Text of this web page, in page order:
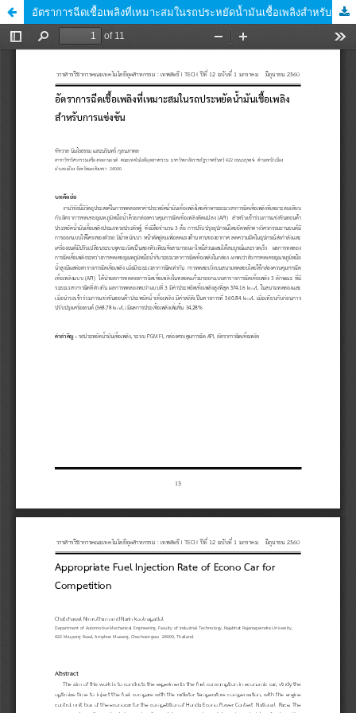
อัตราการฉีดเชื้อเพลิงที่เหมาะสมในรถประหยัดน้ำมันเชื้อเพลิงสำหรับการแข่งขัน